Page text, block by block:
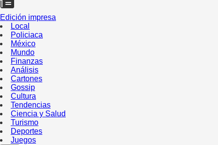
Edición impresa
Local
Policiaca
México
Mundo
Finanzas
Análisis
Cartones
Gossip
Cultura
Tendencias
Ciencia y Salud
Turismo
Deportes
Juegos